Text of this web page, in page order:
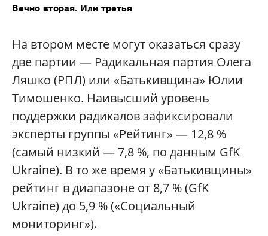
Вечно вторая. Или третья
На втором месте могут оказаться сразу
две партии — Радикальная партия Олега
Ляшко (РПЛ) или «Батькивщина» Юлии
Тимошенко. Наивысший уровень
поддержки радикалов зафиксировали
эксперты группы «Рейтинг» — 12,8 %
(самый низкий — 7,8 %, по данным GfK
Ukraine). В то же время у «Батькивщины»
рейтинг в диапазоне от 8,7 % (GfK
Ukraine) до 5,9 % («Социальный
мониторинг»).